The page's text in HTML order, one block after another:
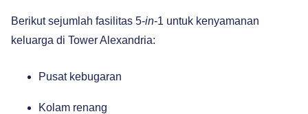
Berikut sejumlah fasilitas 5-in-1 untuk kenyamanan
keluarga di Tower Alexandria:
Pusat kebugaran
Kolam renang